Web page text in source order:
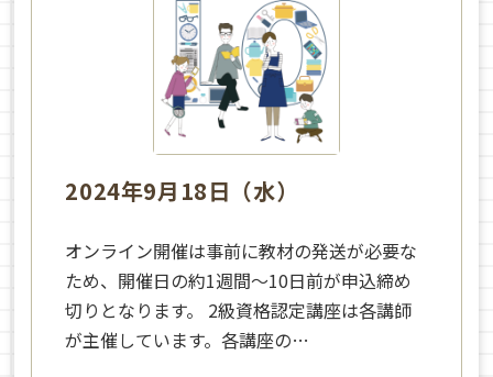
2024年9月18日（水）
オンライン開催は事前に教材の発送が必要な
ため、開催日の約1週間～10日前が申込締め
切りとなります。 2級資格認定講座は各講師
が主催しています。各講座の…